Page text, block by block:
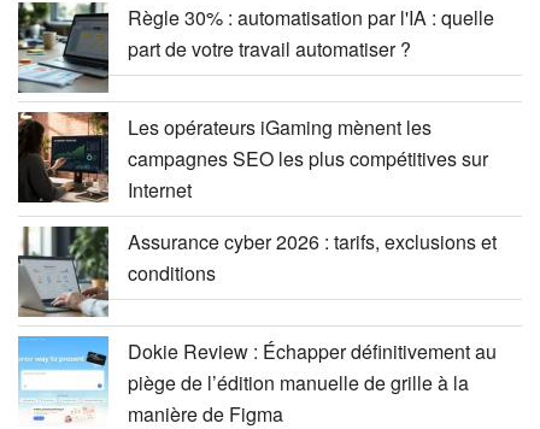
Règle 30% : automatisation par l'IA : quelle
part de votre travail automatiser ?
Les opérateurs iGaming mènent les
campagnes SEO les plus compétitives sur
Internet
Assurance cyber 2026 : tarifs, exclusions et
conditions
Dokie Review : Échapper définitivement au
piège de l’édition manuelle de grille à la
manière de Figma